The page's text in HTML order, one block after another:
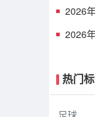
补头
2026
制胜
2026
热门